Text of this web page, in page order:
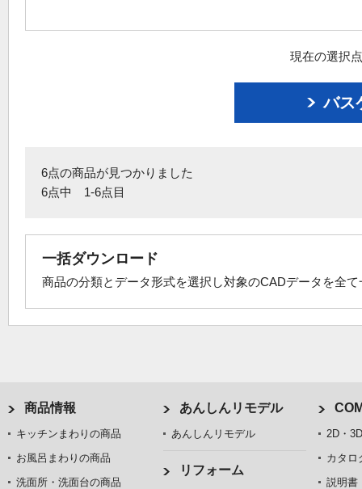
現在の選択
バス
6点の商品が見つかりました
6点中 1-6点目
一括ダウンロード
商品の分類とデータ形式を選択し対象のCADデータを全
商品情報
キッチンまわりの商品
お風呂まわりの商品
洗面所・洗面台の商品
あんしんリモデル
あんしんリモデル
リフォーム
2D・
カタロ
説明書